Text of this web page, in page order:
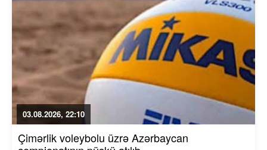
03.08.2026, 22:10
Çimərlik voleybolu üzrə Azərbaycan